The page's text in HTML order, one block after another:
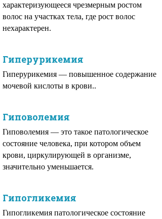
характеризующееся чрезмерным ростом
волос на участках тела, где рост волос
нехарактерен.
Гиперурикемия
Гиперурикемия — повышенное содержание
мочевой кислоты в крови..
Гиповолемия
Гиповолемия — это такое патологическое
состояние человека, при котором объем
крови, циркулирующей в организме,
значительно уменьшается.
Гипогликемия
Гипогликемия патологическое состояние